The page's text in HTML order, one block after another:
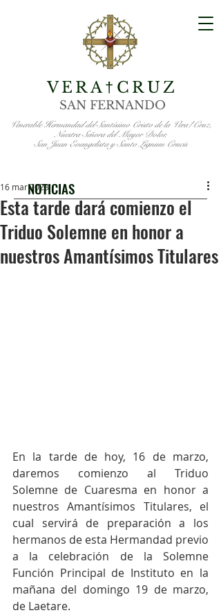
VERA† CRUZ
SAN FERNANDO
Venerable Hermandad del Santísimo Cristo de la Vera†Cruz,
Nuestra Señora del Mayor Dolor,
San Juan Evangelista y Santo Lignum Crucis
Esta tarde dará comienzo el
Triduo Solemne en honor a
nuestros Amantísimos Titulares
16 mar 2023
En la tarde de hoy, 16 de marzo,
daremos comienzo al Triduo
Solemne de Cuaresma en honor a
nuestros Amantísimos Titulares, el
cual servirá de preparación a los
hermanos de esta Hermandad previo
a la celebración de la Solemne
Función Principal de Instituto en la
mañana del domingo 19 de marzo,
de Laetare.
NOTICIAS